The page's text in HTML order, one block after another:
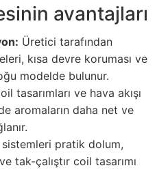
avantajları
Üretici tarafından
kısa devre koruması ve
modelde bulunur.
tasarımları ve hava akışı
aromaların daha net ve
sistemleri pratik dolum,
tak-çalıştır coil tasarımı